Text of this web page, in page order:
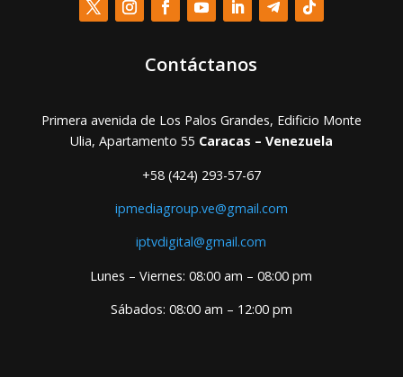
Contáctanos
Primera avenida de Los Palos Grandes, Edificio Monte
Ulia, Apartamento 55 Caracas – Venezuela
+58 (424) 293-57-67
ipmediagroup.ve@gmail.com
iptvdigital@gmail.com
Lunes – Viernes: 08:00 am – 08:00 pm
Sábados: 08:00 am – 12:00 pm